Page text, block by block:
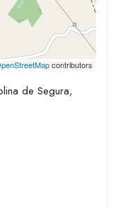
contributors
de Segura,